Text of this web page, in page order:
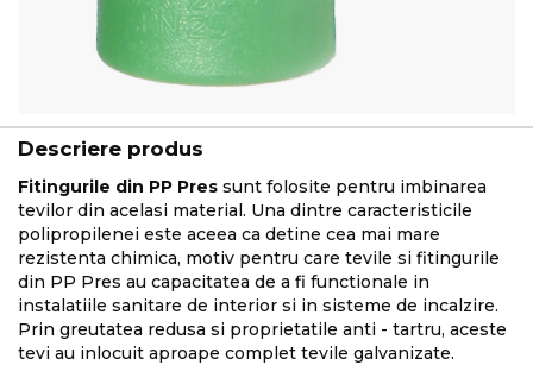
Descriere produs
Fitingurile din PP Pres sunt folosite pentru imbinarea
tevilor din acelasi material. Una dintre caracteristicile
polipropilenei este aceea ca detine cea mai mare
rezistenta chimica, motiv pentru care tevile si fitingurile
din PP Pres au capacitatea de a fi functionale in
instalatiile sanitare de interior si in sisteme de incalzire.
Prin greutatea redusa si proprietatile anti - tartru, aceste
tevi au inlocuit aproape complet tevile galvanizate.